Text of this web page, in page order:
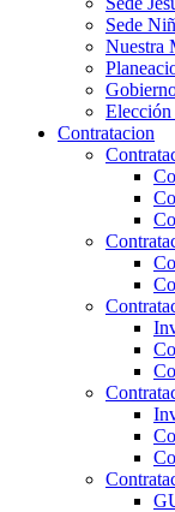
Sede
Nuestra
Elección
Contratacion